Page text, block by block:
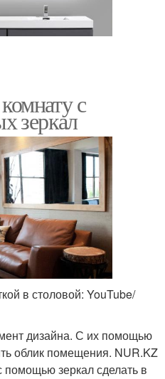
с
зеркал
в столовой: YouTube/
дизайна. С их помощью
облик помещения. NUR.KZ
помощью зеркал сделать в